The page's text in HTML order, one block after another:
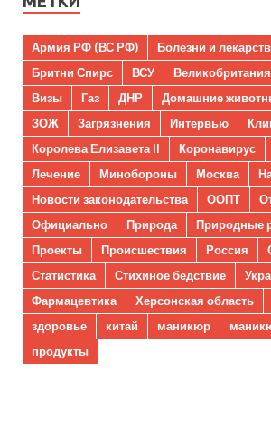
Армия РФ (ВС РФ)
Болезни и
Бритни Спирс
ВСУ Великобритания
Визы
Газ ДНР Домашние
ЗОЖ
Загрязнения Интервью
Королева Елизавета II
Коронавирус
Лечение
Минобороны Москва
Новости законодательства
ООПТ
Официально
Природа
Природные
Проекты
Происшествия Россия
Статистика
Стихиное бедствие
Фармацевтика
Херсонская область
здоровье
китай маникюр
продукты